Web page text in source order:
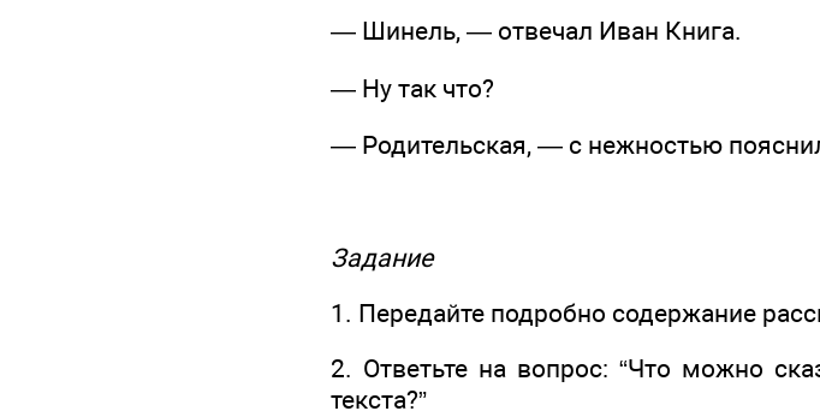
— Шинель, — отвечал Иван Книга.
— Ну так что?
— Родительская, — с нежностью
Задание
1. Передайте подробно содержание
2. Ответьте на вопрос: “Что можно
текста?”